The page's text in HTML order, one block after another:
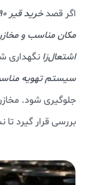
اگر قصدخرید قیر 60/90
مکان مناسب و
اشتعال‌زا نگهداری
سیستم تهویه
جلوگیری شود.
بررسی قرار گیرد